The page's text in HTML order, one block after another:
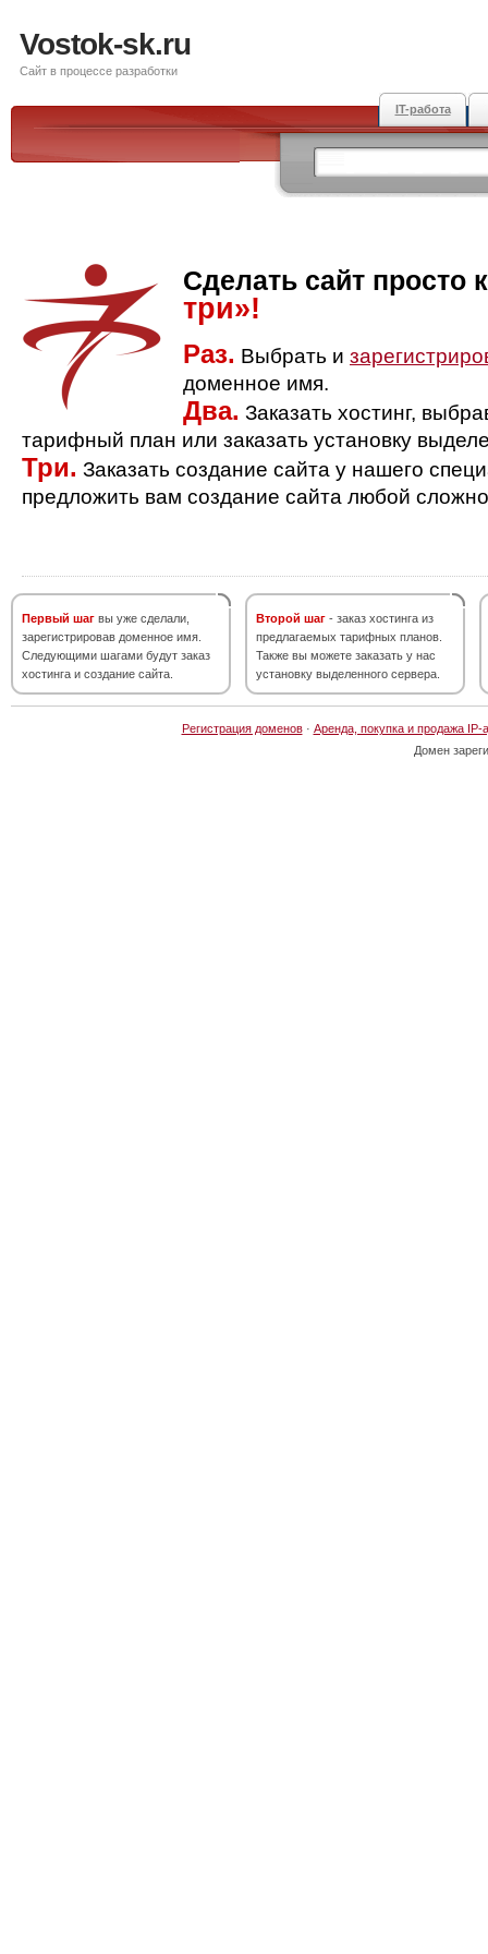
Vostok-sk.ru
Сайт в процессе разработки
IT-работа
Сделать сайт просто
три»!
Раз. Выбрать и
доменное имя.
Два. Заказать хостинг,
тарифный план или заказать установку
Три. Заказать создание сайта у нашего
предложить вам создание сайта любой
Первый шаг вы уже сделали,
зарегистрировав доменное имя.
Следующими шагами будут заказ
хостинга и создание сайта.
Второй шаг - заказ хостинга из
предлагаемых тарифных планов.
Также вы можете заказать у нас
установку выделенного сервера.
Регистрация доменов· Аренда, покупка и продажа IP-
Домен